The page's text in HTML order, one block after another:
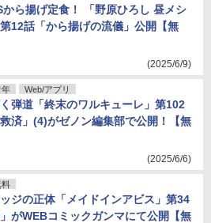
から揚げ定食！ 「野原ひろし 昼メシ
12話「から揚げの流儀」公開【無
(2025/6/9)
年 Web/アプリ
弾道「終末のワルキューレ」第102
済」(4)がゼノン編集部で公開！【無
(2025/6/6)
料
ジの正体「メイドインアビス」第34
がWEBコミックガンマにて公開【無